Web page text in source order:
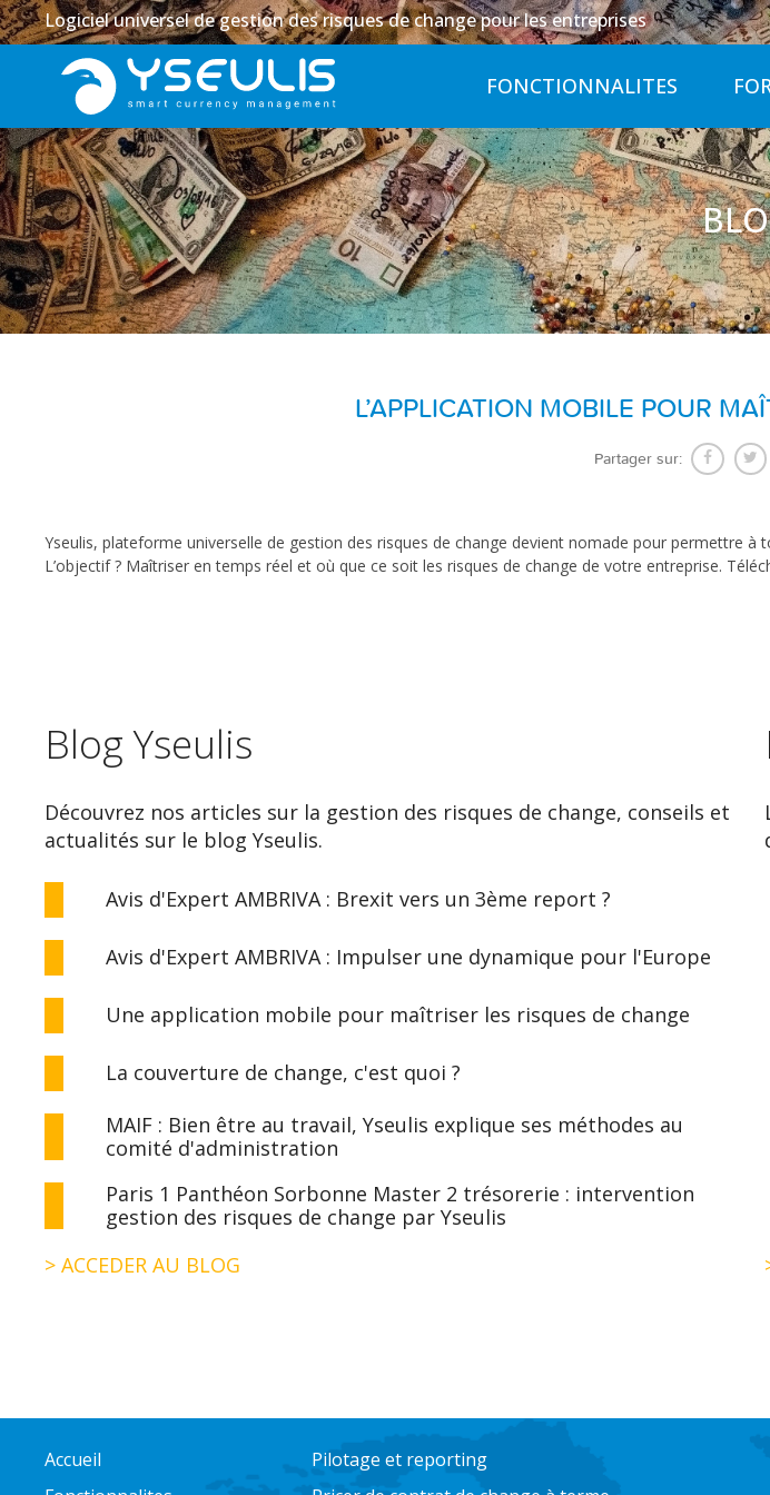
FONCTIONNALITES
Logiciel universel de gestion des risques de change pour les entreprises
L’APPLICATION MOBILE POUR
Partager sur:
Yseulis, plateforme universelle de gestion des risques de change devient nomade pour permettre à
L’objectif ? Maîtriser en temps réel et où que ce soit les risques de change de votre entreprise.
Blog Yseulis
Découvrez nos articles sur la gestion des risques de change, conseils et
actualités sur le blog Yseulis.
Avis d'Expert AMBRIVA : Brexit vers un 3ème report ?
Avis d'Expert AMBRIVA : Impulser une dynamique pour l'Europe
Une application mobile pour maîtriser les risques de change
La couverture de change, c'est quoi ?
MAIF : Bien être au travail, Yseulis explique ses méthodes au
comité d'administration
Paris 1 Panthéon Sorbonne Master 2 trésorerie : intervention
gestion des risques de change par Yseulis
> ACCEDER AU BLOG
Accueil
Pilotage et reporting